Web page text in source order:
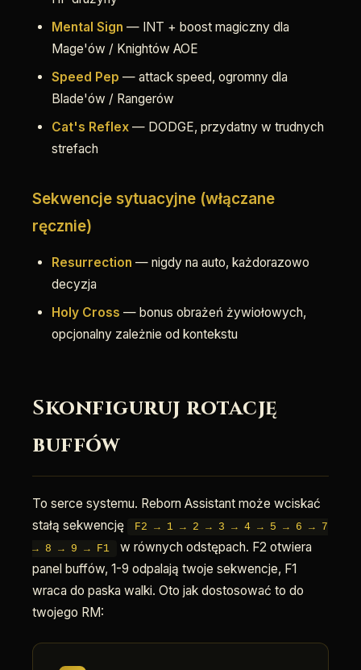
Mental Sign — INT + boost magiczny dla
Mage'ów / Knightów AOE
Speed Pep — attack speed, ogromny dla
Blade'ów / Rangerów
Cat's Reflex — DODGE, przydatny w trudnych
strefach
Sekwencje sytuacyjne (włączane
ręcznie)
Resurrection — nigdy na auto, każdorazowo
decyzja
Holy Cross — bonus obrażeń żywiołowych,
opcjonalny zależnie od kontekstu
Skonfiguruj rotację
buffów
To serce systemu. Reborn Assistant może wciskać
stałą sekwencję
F2 → 1 → 2 → 3 → 4 → 5 → 6 → 7
→ 8 → 9 → F1
w równych odstępach. F2 otwiera
panel buffów, 1-9 odpalają twoje sekwencje, F1
wraca do paska walki. Oto jak dostosować to do
twojego RM: